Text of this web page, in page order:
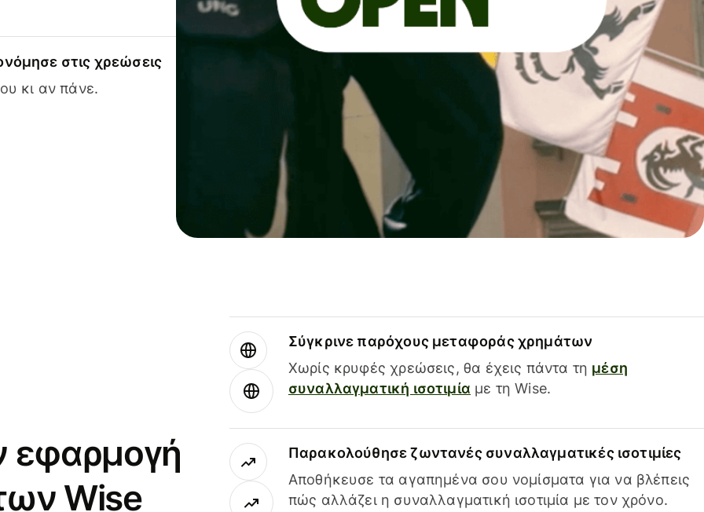
στις χρεώσεις
κι αν πάνε.
εφαρμογή
Wise
Σύγκρινε παρόχους μεταφοράς χρημάτων
Χωρίς κρυφές χρεώσεις, θα έχεις πάντα τη μέση
συναλλαγματική ισοτιμία με τη Wise.
Παρακολούθησε ζωντανές συναλλαγματικές ισοτιμίες
Αποθήκευσε τα αγαπημένα σου νομίσματα για να βλέπεις
πώς αλλάζει η συναλλαγματική ισοτιμία με τον χρόνο.